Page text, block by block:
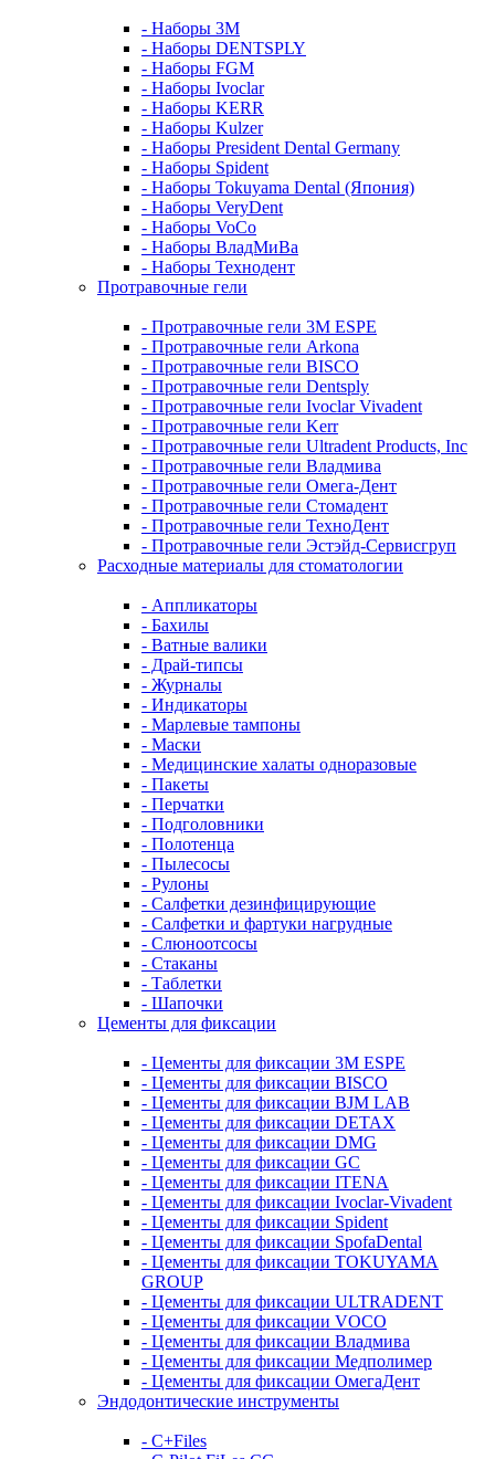
- Наборы 3М
- Наборы DENTSPLY
- Наборы FGM
- Наборы Ivoclar
- Наборы KERR
- Наборы Kulzer
- Наборы President Dental Germany
- Наборы Spident
- Наборы Tokuyama Dental (Япония)
- Наборы VeryDent
- Наборы VoCo
- Наборы ВладМиВа
- Наборы Технодент
Протравочные гели
- Протравочные гели 3М ESPE
- Протравочные гели Arkona
- Протравочные гели BISCO
- Протравочные гели Dentsply
- Протравочные гели Ivoclar Vivadent
- Протравочные гели Kerr
- Протравочные гели Ultradent Products, Inc
- Протравочные гели Владмива
- Протравочные гели Омега-Дент
- Протравочные гели Стомадент
- Протравочные гели ТехноДент
- Протравочные гели Эстэйд-Сервисгруп
Расходные материалы для стоматологии
- Аппликаторы
- Бахилы
- Ватные валики
- Драй-типсы
- Журналы
- Индикаторы
- Марлевые тампоны
- Маски
- Медицинские халаты одноразовые
- Пакеты
- Перчатки
- Подголовники
- Полотенца
- Пылесосы
- Рулоны
- Салфетки дезинфицирующие
- Салфетки и фартуки нагрудные
- Слюноотсосы
- Стаканы
- Таблетки
- Шапочки
Цементы для фиксации
- Цементы для фиксации 3M ESPE
- Цементы для фиксации BISCO
- Цементы для фиксации BJM LAB
- Цементы для фиксации DETAX
- Цементы для фиксации DMG
- Цементы для фиксации GC
- Цементы для фиксации ITENA
- Цементы для фиксации Ivoclar-Vivadent
- Цементы для фиксации Spident
- Цементы для фиксации SpofaDental
- Цементы для фиксации TOKUYAMA
GROUP
- Цементы для фиксации ULTRADENT
- Цементы для фиксации VOCO
- Цементы для фиксации Владмива
- Цементы для фиксации Медполимер
- Цементы для фиксации ОмегаДент
Эндодонтические инструменты
- C+Files